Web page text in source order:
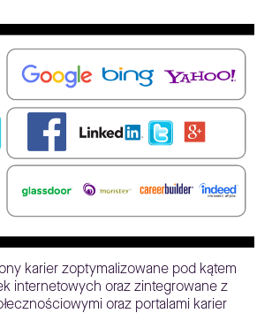
karier zoptymalizowane pod kątem
internetowych oraz zintegrowane z
oraz portalami karier